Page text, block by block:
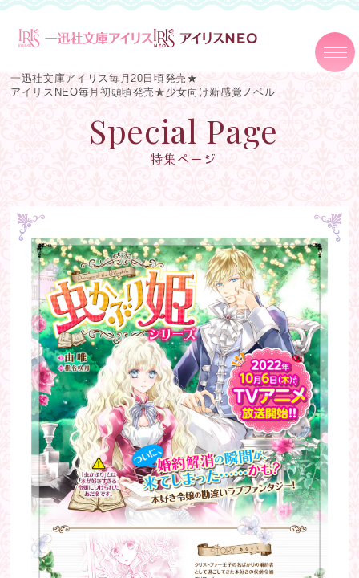
一迅社文庫アイリス毎月20日頃発売★
アイリスNEO毎月初頭頃発売★ 少女向け新感覚ノベル
Special Page
特集ページ